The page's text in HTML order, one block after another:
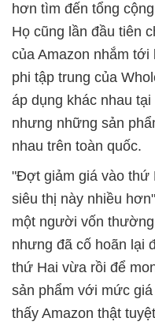
hơn tìm đến tổng
Họ cũng lần đầu tiên
của Amazon nhắm tới
phi tập trung của
áp dụng khác nhau
nhưng những sản
nhau trên toàn quốc.
"Đợt giảm giá vào thứ
siêu thị này nhiều
một người vốn
nhưng đã cố hoãn lại
thứ Hai vừa rồi để
sản phẩm với mức
thấy Amazon thật